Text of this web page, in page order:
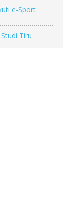
e-Sport
Tiru